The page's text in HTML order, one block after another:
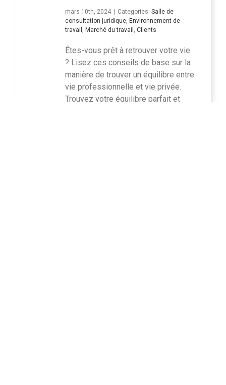
mars 10th, 2024 | Categories: Salle de
consultation juridique, Environnement de
travail , Marché du travail , Clients
Êtes-vous prêt à retrouver votre vie
? Lisez ces conseils de base sur la
manière de trouver un équilibre entre
vie professionnelle et vie privée.
Trouvez votre équilibre parfait et